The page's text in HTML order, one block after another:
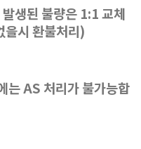
생된 불량은 1:1 교체
을시 환불처리)
AS 처리가 불가능합